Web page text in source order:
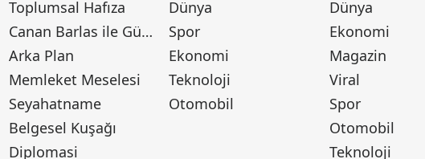
Toplumsal Hafıza
Canan Barlas ile Gündem
Arka Plan
Memleket Meselesi
Seyahatname
Belgesel Kuşağı
Diplomasi
Dünya
Spor
Ekonomi
Teknoloji
Otomobil
Dünya
Ekonomi
Magazin
Viral
Spor
Otomobil
Teknoloji